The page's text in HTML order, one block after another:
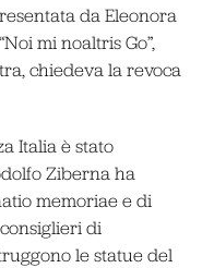
da Eleonora
mi noaltris Go”,
chiedeva la revoca
Italia è stato
Ziberna ha
memoriae e di
di
le statue del